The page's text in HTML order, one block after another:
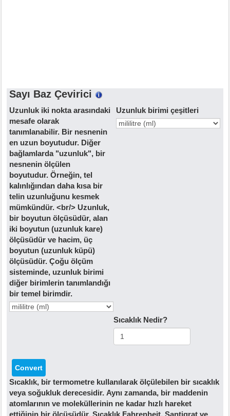
Sayı Baz Çevirici
Uzunluk iki nokta arasındaki
mesafe olarak
tanımlanabilir. Bir nesnenin
en uzun boyutudur. Diğer
bağlamlarda "uzunluk", bir
nesnenin ölçülen
boyutudur. Örneğin, tel
kalınlığından daha kısa bir
telin uzunluğunu kesmek
mümkündür. <br/> Uzunluk,
bir boyutun ölçüsüdür, alan
iki boyutun (uzunluk kare)
ölçüsüdür ve hacim, üç
boyutun (uzunluk küpü)
ölçüsüdür. Çoğu ölçüm
sisteminde, uzunluk birimi
diğer birimlerin tanımlandığı
bir temel birimdir.
Uzunluk birimi çeşitleri
Sıcaklık Nedir?
Sıcaklık, bir termometre kullanılarak ölçülebilen bir sıcaklık
veya soğukluk derecesidir. Aynı zamanda, bir maddenin
atomlarının ve moleküllerinin ne kadar hızlı hareket
ettiğinin bir ölçüsüdür. Sıcaklık Fahrenheit, Santigrat ve